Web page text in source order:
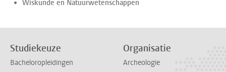
Wiskunde en Natuurwetenschappen
Studiekeuze
Bacheloropleidingen
Organisatie
Archeologie